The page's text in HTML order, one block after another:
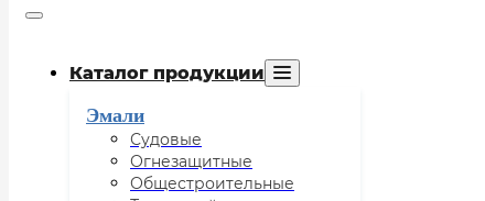
Каталог продукции
Эмали
Судовые
Огнезащитные
Общестроительные